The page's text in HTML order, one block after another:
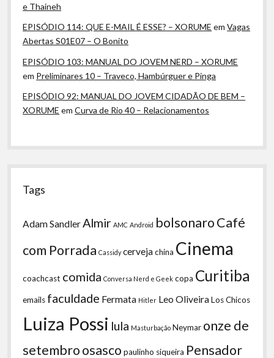
e Thaineh
EPISÓDIO 114: QUE E-MAIL É ESSE? – XORUME emVagas
Abertas S01E07 – O Bonito
EPISÓDIO 103: MANUAL DO JOVEM NERD – XORUME
em Preliminares 10 – Traveco, Hambúrguer e Pinga
EPISÓDIO 92: MANUAL DO JOVEM CIDADÃO DE BEM –
XORUME emCurva de Rio 40 – Relacionamentos
Tags
Adam Sandler Almir AMC Android bolsonaroCafé
com Porrada Cassidy cervejachina Cinema
coachcast comida Conversa Nerd e Geek copa Curitiba
emails faculdade Fermata Hitler Leo OliveiraLos Chicos
Luiza Possi lula Masturbação Neymar onze de
setembroosasco paulinho siqueira Pensador